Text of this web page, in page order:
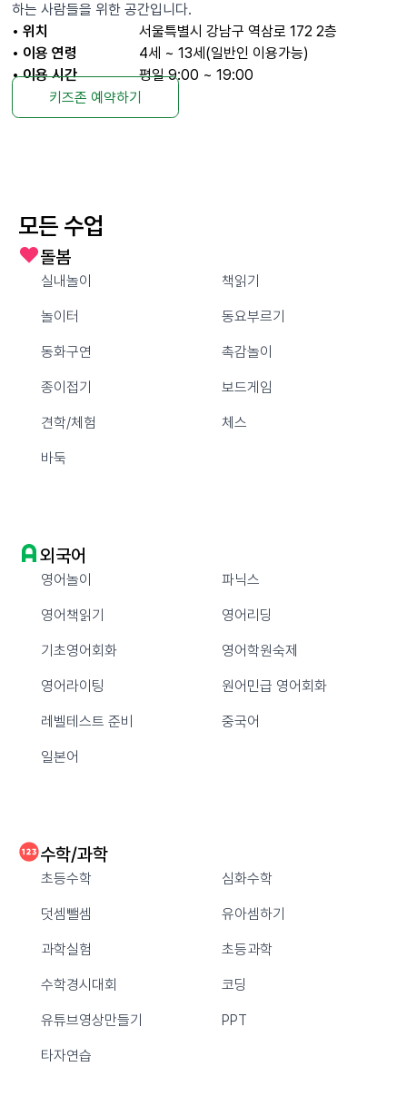
하는 사람들을 위한 공간입니다.
• 위치
서울특별시 강남구 역삼로 172 2층
• 이용 연령
4세 ~ 13세(일반인 이용가능)
• 이용 시간
평일 9:00 ~ 19:00
키즈존 예약하기
모든 수업
돌봄
실내놀이 책읽기
놀이터 동요부르기
동화구연 촉감놀이
종이접기 보드게임
견학/체험 체스
바둑
외국어
영어놀이 파닉스
영어책읽기 영어리딩
기초영어회화 영어학원숙제
영어라이팅 원어민급 영어회화
레벨테스트 준비 중국어
일본어
수학/과학
초등수학 심화수학
덧셈뺄셈 유아셈하기
과학실험 초등과학
수학경시대회 코딩
유튜브영상만들기 PPT
타자연습